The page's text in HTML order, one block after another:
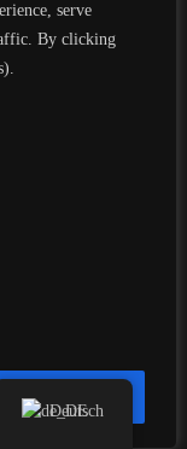
serve
By clicking
alle (Accept All)
Mit KI sprechen
Deutsch